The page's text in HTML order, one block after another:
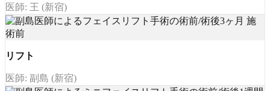
医師: 王 (新宿)
リフト
医師: 副島 (新宿)